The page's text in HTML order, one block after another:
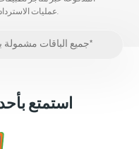
عمليات الاسترداد لشروط وأحكام تلك المتاجر.
جميع الباقات مشمولة بضمان 30 يوم لاسترداد المال*
استمتع